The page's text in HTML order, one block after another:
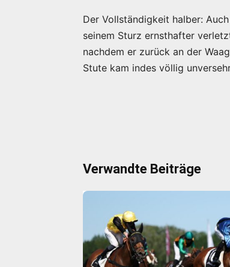
Der Vollständigkeit halber:
seinem Sturz ernsthafter
nachdem er zurück an der
Stute kam indes völlig
Verwandte Beiträge